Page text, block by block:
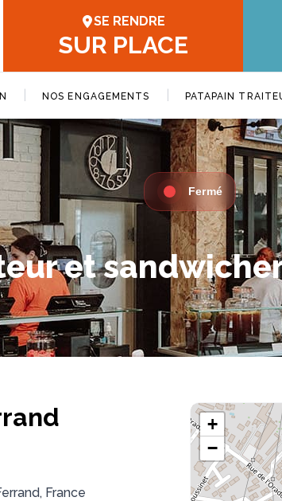
SE RENDRE
SUR PLACE
NOS ENGAGEMENTS PATAPAIN
Fermé
et
France
+
−